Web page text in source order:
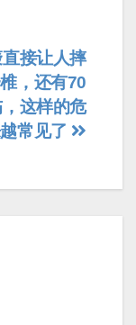
接让人摔
，还有70
这样的危
常见了